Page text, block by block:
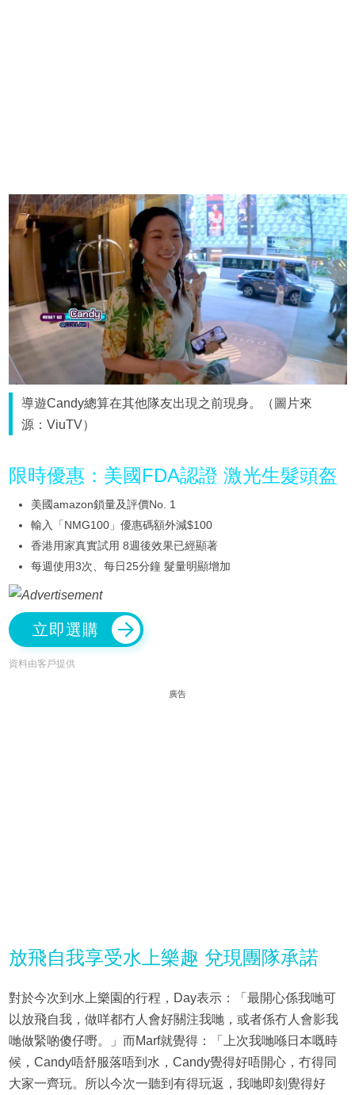
導遊Candy總算在其他隊友出現之前現身。（圖片來
源：ViuTV）
限時優惠：美國FDA認證 激光生髮頭盔
美國amazon鎖量及評價No. 1
輸入「NMG100」優惠碼額外減$100
香港用家真實試用 8週後效果已經顯著
每週使用3次、每日25分鐘 髮量明顯增加
立即選購
資料由客戶提供
廣告
放飛自我享受水上樂趣 兌現團隊承諾
對於今次到水上樂園的行程，Day表示：「最開心係我哋可
以放飛自我，做咩都冇人會好關注我哋，或者係冇人會影我
哋做緊啲傻仔嘢。」而Marf就覺得：「上次我哋喺日本嘅時
候，Candy唔舒服落唔到水，Candy覺得好唔開心，冇得同
大家一齊玩。所以今次一聽到有得玩返，我哋即刻覺得好